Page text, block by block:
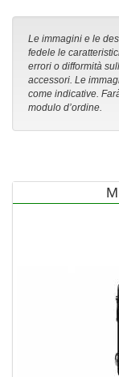
Le immagini e le
fedele le
errori o difformità
accessori. Le
come indicative.
modulo d’ordine.